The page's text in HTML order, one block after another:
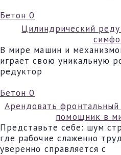
Бетон 0
Цилиндрический
В мире машин и
играет свою уникальную
редуктор
Бетон 0
Арендовать
помощник в
Представьте себе: шум
где рабочие слаженно
уверенно справляется с